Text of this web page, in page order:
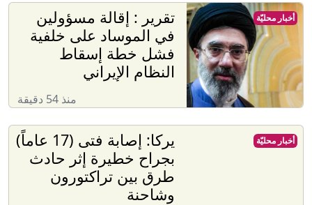
تقرير : إقالة مسؤولين
في الموساد على خلفية
فشل خطة إسقاط
النظام الإيراني
منذ 54 دقيقة
أخبار محليّة
يركا: إصابة فتى (17 عاماً)
بجراح خطيرة إثر حادث
طرق بين تراكتورون
وشاحنة
أخبار محليّة